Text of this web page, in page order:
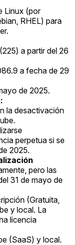
Linux (por
RHEL) para
a partir del 26
a fecha de 29
de 2025.
la desactivación
perpetua si se
2025.
pero las
31 de mayo de
(Gratuita,
y local. La
licencia
(SaaS) y local.